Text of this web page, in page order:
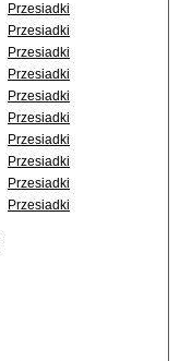
Przesiadki
Przesiadki
Przesiadki
Przesiadki
Przesiadki
Przesiadki
Przesiadki
Przesiadki
Przesiadki
Przesiadki